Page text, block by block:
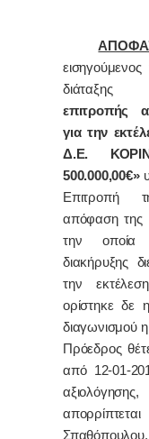
διάταξης
επιτροπής
για την
Δ.Ε.
500.000,00€»
Επιτροπή
απόφαση της
την οποία
διακήρυξης
την
ορίστηκε δε
διαγωνισμού
Πρόεδρος
από 12-01-